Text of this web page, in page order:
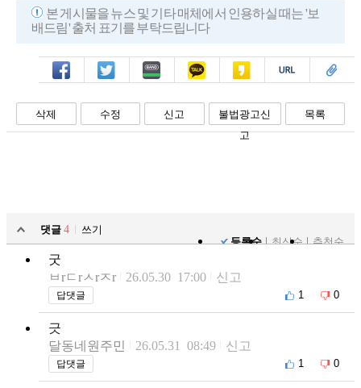
본 게시물을 뉴스 및 기타 매체에서 인용하실 때는 '보
배드림' 출처 표기를 부탁드립니다
페북 트윗 밴드 카톡 카스 복사 스크랩
삭제 수정 신고
불법광고신
고
목록
댓글 4
쓰기
등록순
최신순 추천순
굿
ㅂrㄷrㅅrㅈr
26.05.30 17:00 신고
답댓글 1 0
긋
달동네원주민
26.05.31 08:49 신고
답댓글 1 0